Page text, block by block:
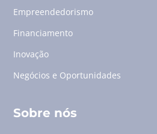
Empreendedorismo
Financiamento
Inovação
Negócios e Oportunidades
Sobre nós